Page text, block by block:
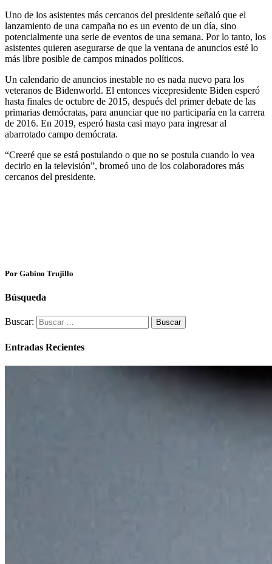
Uno de los asistentes más cercanos del presidente señaló que el
lanzamiento de una campaña no es un evento de un día, sino
potencialmente una serie de eventos de una semana. Por lo tanto, los
asistentes quieren asegurarse de que la ventana de anuncios esté lo
más libre posible de campos minados políticos.
Un calendario de anuncios inestable no es nada nuevo para los
veteranos de Bidenworld. El entonces vicepresidente Biden esperó
hasta finales de octubre de 2015, después del primer debate de las
primarias demócratas, para anunciar que no participaría en la carrera
de 2016. En 2019, esperó hasta casi mayo para ingresar al
abarrotado campo demócrata.
“Creeré que se está postulando o que no se postula cuando lo vea
decirlo en la televisión”, bromeó uno de los colaboradores más
cercanos del presidente.
Por Gabino Trujillo
Búsqueda
Buscar:
Entradas Recientes